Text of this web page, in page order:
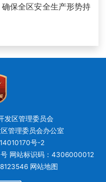
保全区安全生产形势持
发区管理委员会
管理委员会办公室
号-2
网站标识码：4306000012
网站地图